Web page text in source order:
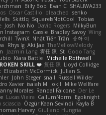
Billy Bob Evan C SHALIWA233
Oscar Castillo bleached senko
Skittlq SquareIsNotCool Tobias
Josh No No David Rogers MilkyBun
Instagram Cassie Bradley Savoy Wing
TwinX Nhật Tiến Trần 승하 이
Rhys lg Aki Jae TheMellowMelody
Jazmin Lang 宥任 陳 St Gooo Tang
Kiara Battle Michelle Rothwell
SKILL ❤️ 复任 陳 Lloyd Collidge
Elizabeth McCormick Julian S.
John Steger snail Russell Wilder
Xavier isaiah M lokjl
Mike Wellfare
Morales Randal Falcone Der Le
Lucas Vieira CallumNorm
Egoknight
Özgür Kaan Sevindi Kayla B
Harvey Giuliano Hungria